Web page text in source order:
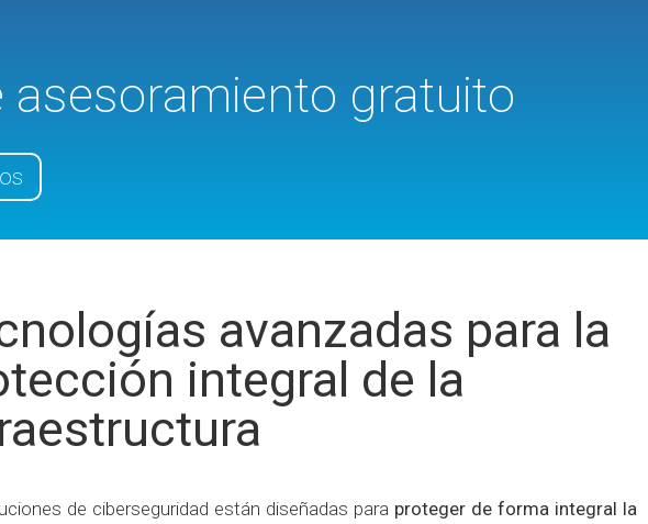
asesoramiento gratuito
avanzadas para la
integral de la
de ciberseguridad están diseñadas para proteger de forma integral la